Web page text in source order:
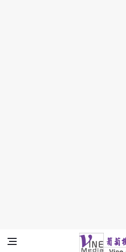
安靜
Vine Media
葡萄樹傳媒